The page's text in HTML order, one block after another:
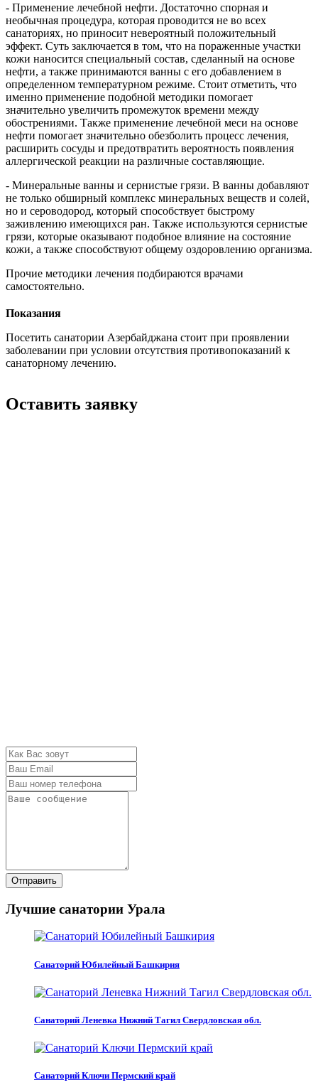
- Применение лечебной нефти. Достаточно спорная и
необычная процедура, которая проводится не во всех
санаториях, но приносит невероятный положительный
эффект. Суть заключается в том, что на пораженные участки
кожи наносится специальный состав, сделанный на основе
нефти, а также принимаются ванны с его добавлением в
определенном температурном режиме. Стоит отметить, что
именно применение подобной методики помогает
значительно увеличить промежуток времени между
обострениями. Также применение лечебной меси на основе
нефти помогает значительно обезболить процесс лечения,
расширить сосуды и предотвратить вероятность появления
аллергической реакции на различные составляющие.
- Минеральные ванны и сернистые грязи. В ванны добавляют
не только обширный комплекс минеральных веществ и солей,
но и сероводород, который способствует быстрому
заживлению имеющихся ран. Также используются сернистые
грязи, которые оказывают подобное влияние на состояние
кожи, а также способствуют общему оздоровлению организма.
Прочие методики лечения подбираются врачами
самостоятельно.
Показания
Посетить санатории Азербайджана стоит при проявлении
заболевании при условии отсутствия противопоказаний к
санаторному лечению.
Оставить заявку
Отправить
Лучшие санатории Урала
Санаторий Юбилейный Башкирия
Санаторий Леневка Нижний Тагил Свердловская обл.
Санаторий Ключи Пермский край